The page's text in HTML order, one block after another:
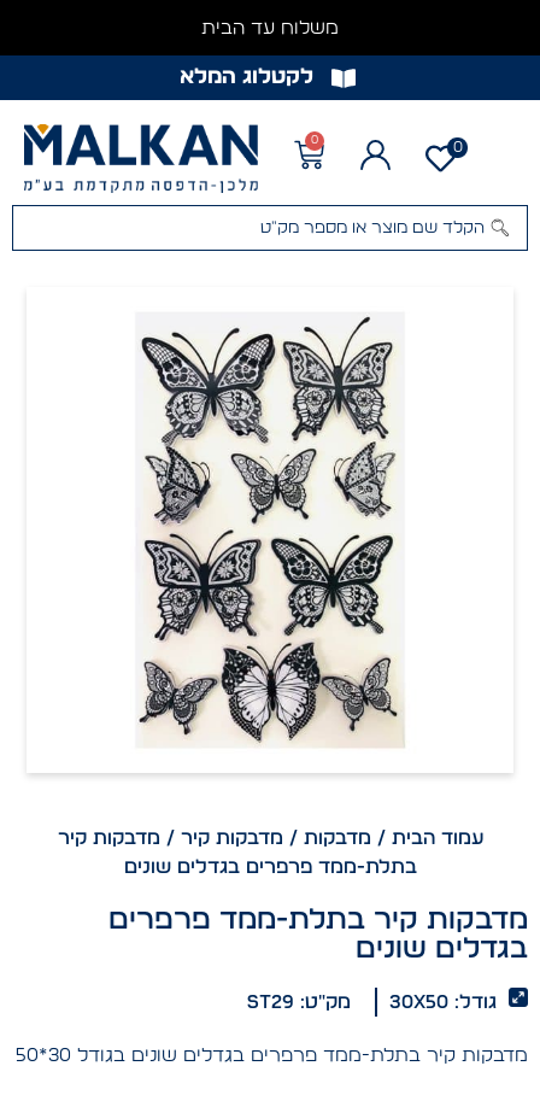
משלוח עד הבית
לקטלוג המלא
0
0
עמוד הבית/ מדבקות/ מדבקות קיר/ מדבקות קיר
בתלת-ממד פרפרים בגדלים שונים
מדבקות קיר בתלת-ממד פרפרים
בגדלים שונים
גודל: 30x50 מק"ט: ST29
מדבקות קיר בתלת-ממד פרפרים בגדלים שונים בגודל 30*50